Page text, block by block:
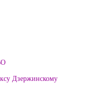
Дзержинскому